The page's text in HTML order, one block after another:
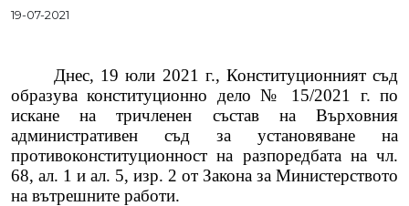
19-07-2021
Днес, 19 юли 2021 г., Конституционният съд
образува конституционно дело № 15/2021 г. по
искане на тричленен състав на Върховния
административен съд за установяване на
противоконституционност на разпоредбата на чл.
68, ал. 1 и ал. 5, изр. 2 от Закона за Министерството
на вътрешните работи.